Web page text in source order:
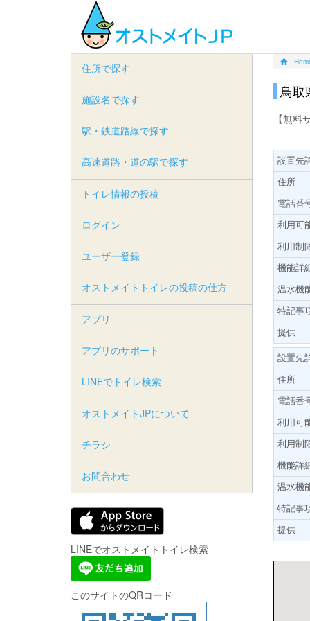
鳥取
【無料
設置先
住所
電話番
利用可
利用制
機能詳
温水機
特記事
提供
設置先
住所
電話番
利用可
利用制
機能詳
温水機
特記事
提供
住所で探す
施設名で探す
駅・鉄道路線で探す
高速道路・道の駅で探す
トイレ情報の投稿
ログイン
ユーザー登録
オストメイトトイレの投稿の仕方
アプリ
アプリのサポート
LINEでトイレ検索
オストメイトJPについて
チラシ
お問合わせ
LINEでオストメイトトイレ検索
このサイトのQRコード